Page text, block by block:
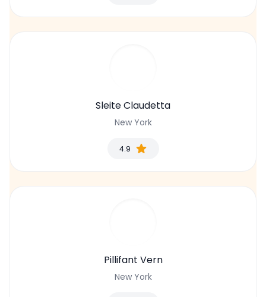
Sleite Claudetta
New York
4.9
Pillifant Vern
New York